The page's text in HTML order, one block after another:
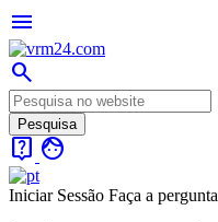
menu
search
live_help face
Iniciar Sessão Faça a pergunta